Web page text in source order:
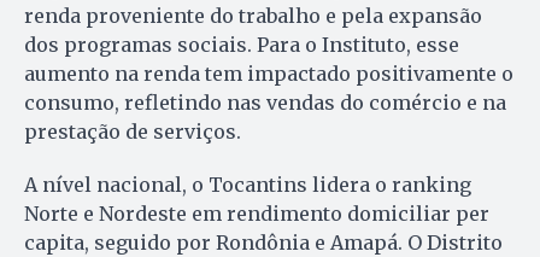
renda proveniente do trabalho e pela expansão
dos programas sociais. Para o Instituto, esse
aumento na renda tem impactado positivamente o
consumo, refletindo nas vendas do comércio e na
prestação de serviços.
A nível nacional, o Tocantins lidera o ranking
Norte e Nordeste em rendimento domiciliar per
capita, seguido por Rondônia e Amapá. O Distrito